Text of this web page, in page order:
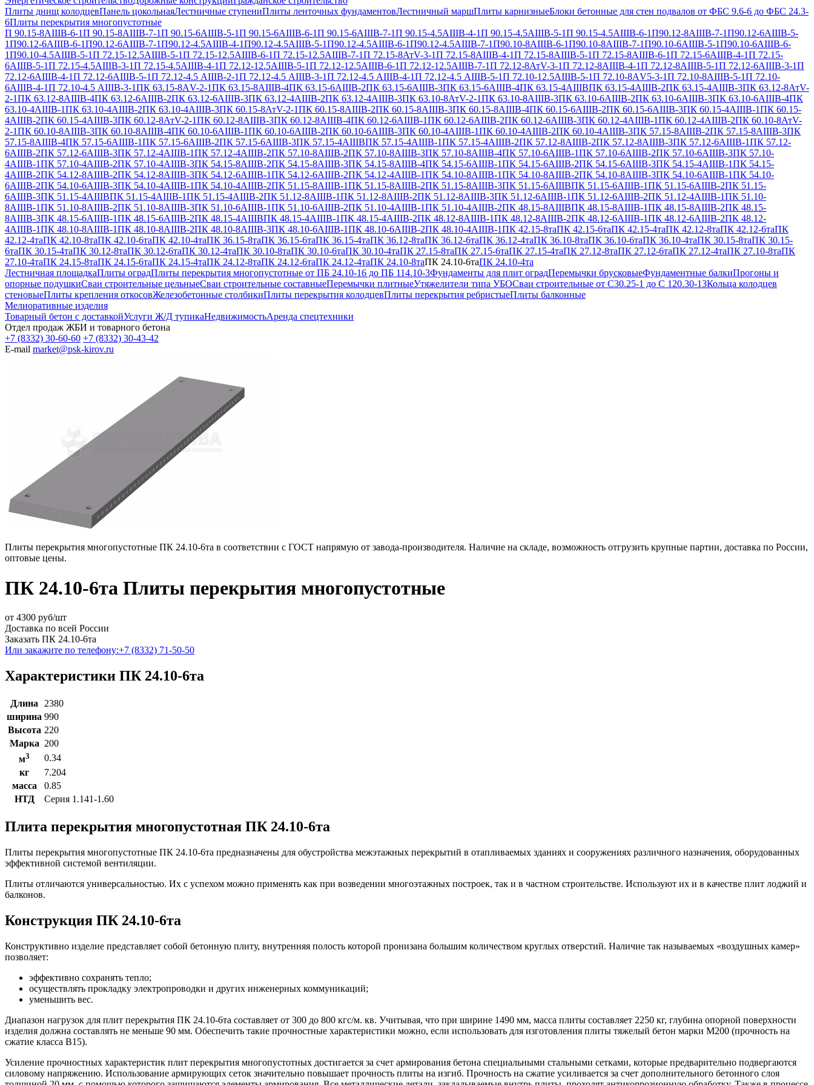
Плиты днищ колодцевПанель цокольнаяЛестничные ступениПлиты ленточных фундаментовЛестничный маршПлиты карнизныеБлоки бетонные для стен подвалов от ФБС 9.6-6 до ФБС 24.3-
6Плиты перекрытия многопустотные
П 90.15-8АIIIВ-6-1П 90.15-8АIIIВ-7-1П 90.15-6АIIIВ-5-1П 90.15-6АIIIВ-6-1П 90.15-6АIIIВ-7-1П 90.15-4.5АIIIВ-4-1П 90.15-4.5АIIIВ-5-1П 90.15-4.5АIIIВ-6-1П90.12-8АIIIВ-7-1П90.12-6АIIIВ-5-
1П90.12-6АIIIВ-6-1П90.12-6АIIIВ-7-1П90.12-4.5АIIIВ-4-1П90.12-4.5АIIIВ-5-1П90.12-4.5АIIIВ-6-1П90.12-4.5АIIIВ-7-1П90.10-8АIIIВ-6-1П90.10-8АIIIВ-7-1П90.10-6АIIIВ-5-1П90.10-6АIIIВ-6-
1П90.10-4.5АIIIВ-5-1П 72.15-12.5АIIIВ-5-1П 72.15-12.5АIIIВ-6-1П 72.15-12.5АIIIВ-7-1П 72.15-8АтV-3-1П 72.15-8АIIIВ-4-1П 72.15-8АIIIВ-5-1П 72.15-8АIIIВ-6-1П 72.15-6АIIIВ-4-1П 72.15-
6АIIIВ-5-1П 72.15-4.5АIIIВ-3-1П 72.15-4.5АIIIВ-4-1П 72.12-12.5АIIIВ-5-1П 72.12-12.5АIIIВ-6-1П 72.12-12.5АIIIВ-7-1П 72.12-8АтV-3-1П 72.12-8АIIIВ-4-1П 72.12-8АIIIВ-5-1П 72.12-6АIIIВ-3-1П
72.12-6АIIIВ-4-1П 72.12-6АIIIВ-5-1П 72.12-4.5 АIIIВ-2-1П 72.12-4.5 АIIIВ-3-1П 72.12-4.5 АIIIВ-4-1П 72.12-4.5 АIIIВ-5-1П 72.10-12.5АIIIВ-5-1П 72.10-8АV5-3-1П 72.10-8АIIIВ-5-1П 72.10-
6АIIIВ-4-1П 72.10-4.5 АIIIВ-3-1ПК 63.15-8АV-2-1ПК 63.15-8АIIIВ-4ПК 63.15-6АIIIВ-2ПК 63.15-6АIIIВ-3ПК 63.15-6АIIIВ-4ПК 63.15-4АIIIВПК 63.15-4АIIIВ-2ПК 63.15-4АIIIВ-3ПК 63.12-8АтV-
2-1ПК 63.12-8АIIIВ-4ПК 63.12-6АIIIВ-2ПК 63.12-6АIIIВ-3ПК 63.12-4АIIIВ-2ПК 63.12-4АIIIВ-3ПК 63.10-8АтV-2-1ПК 63.10-8АIIIВ-3ПК 63.10-6АIIIВ-2ПК 63.10-6АIIIВ-3ПК 63.10-6АIIIВ-4ПК
63.10-4АIIIВ-1ПК 63.10-4АIIIВ-2ПК 63.10-4АIIIВ-3ПК 60.15-8АтV-2-1ПК 60.15-8АIIIВ-2ПК 60.15-8АIIIВ-3ПК 60.15-8АIIIВ-4ПК 60.15-6АIIIВ-2ПК 60.15-6АIIIВ-3ПК 60.15-4АIIIВ-1ПК 60.15-
4АIIIВ-2ПК 60.15-4АIIIВ-3ПК 60.12-8АтV-2-1ПК 60.12-8АIIIВ-3ПК 60.12-8АIIIВ-4ПК 60.12-6АIIIВ-1ПК 60.12-6АIIIВ-2ПК 60.12-6АIIIВ-3ПК 60.12-4АIIIВ-1ПК 60.12-4АIIIВ-2ПК 60.10-8АтV-
2-1ПК 60.10-8АIIIВ-3ПК 60.10-8АIIIВ-4ПК 60.10-6АIIIВ-1ПК 60.10-6АIIIВ-2ПК 60.10-6АIIIВ-3ПК 60.10-4АIIIВ-1ПК 60.10-4АIIIВ-2ПК 60.10-4АIIIВ-3ПК 57.15-8АIIIВ-2ПК 57.15-8АIIIВ-3ПК
57.15-8АIIIВ-4ПК 57.15-6АIIIВ-1ПК 57.15-6АIIIВ-2ПК 57.15-6АIIIВ-3ПК 57.15-4АIIIВПК 57.15-4АIIIВ-1ПК 57.15-4АIIIВ-2ПК 57.12-8АIIIВ-2ПК 57.12-8АIIIВ-3ПК 57.12-6АIIIВ-1ПК 57.12-
6АIIIВ-2ПК 57.12-6АIIIВ-3ПК 57.12-4АIIIВ-1ПК 57.12-4АIIIВ-2ПК 57.10-8АIIIВ-2ПК 57.10-8АIIIВ-3ПК 57.10-8АIIIВ-4ПК 57.10-6АIIIВ-1ПК 57.10-6АIIIВ-2ПК 57.10-6АIIIВ-3ПК 57.10-
4АIIIВ-1ПК 57.10-4АIIIВ-2ПК 57.10-4АIIIВ-3ПК 54.15-8АIIIВ-2ПК 54.15-8АIIIВ-3ПК 54.15-8АIIIВ-4ПК 54.15-6АIIIВ-1ПК 54.15-6АIIIВ-2ПК 54.15-6АIIIВ-3ПК 54.15-4АIIIВ-1ПК 54.15-
4АIIIВ-2ПК 54.12-8АIIIВ-2ПК 54.12-8АIIIВ-3ПК 54.12-6АIIIВ-1ПК 54.12-6АIIIВ-2ПК 54.12-4АIIIВ-1ПК 54.10-8АIIIВ-1ПК 54.10-8АIIIВ-2ПК 54.10-8АIIIВ-3ПК 54.10-6АIIIВ-1ПК 54.10-
6АIIIВ-2ПК 54.10-6АIIIВ-3ПК 54.10-4АIIIВ-1ПК 54.10-4АIIIВ-2ПК 51.15-8АIIIВ-1ПК 51.15-8АIIIВ-2ПК 51.15-8АIIIВ-3ПК 51.15-6АIIIВПК 51.15-6АIIIВ-1ПК 51.15-6АIIIВ-2ПК 51.15-
6АIIIВ-3ПК 51.15-4АIIIВПК 51.15-4АIIIВ-1ПК 51.15-4АIIIВ-2ПК 51.12-8АIIIВ-1ПК 51.12-8АIIIВ-2ПК 51.12-8АIIIВ-3ПК 51.12-6АIIIВ-1ПК 51.12-6АIIIВ-2ПК 51.12-4АIIIВ-1ПК 51.10-
8АIIIВ-1ПК 51.10-8АIIIВ-2ПК 51.10-8АIIIВ-3ПК 51.10-6АIIIВ-1ПК 51.10-6АIIIВ-2ПК 51.10-4АIIIВ-1ПК 51.10-4АIIIВ-2ПК 48.15-8АIIIВПК 48.15-8АIIIВ-1ПК 48.15-8АIIIВ-2ПК 48.15-
8АIIIВ-3ПК 48.15-6АIIIВ-1ПК 48.15-6АIIIВ-2ПК 48.15-4АIIIВПК 48.15-4АIIIВ-1ПК 48.15-4АIIIВ-2ПК 48.12-8АIIIВ-1ПК 48.12-8АIIIВ-2ПК 48.12-6АIIIВ-1ПК 48.12-6АIIIВ-2ПК 48.12-
4АIIIВ-1ПК 48.10-8АIIIВ-1ПК 48.10-8АIIIВ-2ПК 48.10-8АIIIВ-3ПК 48.10-6АIIIВ-1ПК 48.10-6АIIIВ-2ПК 48.10-4АIIIВ-1ПК 42.15-8таПК 42.15-6таПК 42.15-4таПК 42.12-8таПК 42.12-6таПК
42.12-4таПК 42.10-8таПК 42.10-6таПК 42.10-4таПК 36.15-8таПК 36.15-6таПК 36.15-4таПК 36.12-8таПК 36.12-6таПК 36.12-4таПК 36.10-8таПК 36.10-6таПК 36.10-4таПК 30.15-8таПК 30.15-
6таПК 30.15-4таПК 30.12-8таПК 30.12-6таПК 30.12-4таПК 30.10-8таПК 30.10-6таПК 30.10-4таПК 27.15-8таПК 27.15-6таПК 27.15-4таПК 27.12-8таПК 27.12-6таПК 27.12-4таПК 27.10-8таПК
27.10-4таПК 24.15-8таПК 24.15-6таПК 24.15-4таПК 24.12-8таПК 24.12-6таПК 24.12-4таПК 24.10-8таПК 24.10-6таПК 24.10-4та
Лестничная площадкаПлиты оградПлиты перекрытия многопустотные от ПБ 24.10-16 до ПБ 114.10-3Фундаменты для плит оградПеремычки брусковыеФундаментные балкиПрогоны и
опорные подушкиСваи строительные цельныеСваи строительные составныеПеремычки плитныеУтяжелители типа УБОСваи строительные от С30.25-1 до С 120.30-13Кольца колодцев
стеновыеПлиты крепления откосовЖелезобетонные столбикиПлиты перекрытия колодцевПлиты перекрытия ребристыеПлиты балконные
Мелиоративные изделия
Товарный бетон с доставкойУслуги Ж/Д тупикаНедвижимостьАренда спецтехники
Отдел продаж ЖБИ и товарного бетона
+7 (8332) 30-60-60 +7 (8332) 30-43-42
E-mail market@psk-kirov.ru
Плиты перекрытия многопустотные ПК 24.10-6та в соответствии с ГОСТ напрямую от завода-производителя. Наличие на складе, возможность отгрузить крупные партии, доставка по России,
оптовые цены.
ПК 24.10-6та Плиты перекрытия многопустотные
от 4300 руб/шт
Доставка по всей России
Заказать ПК 24.10-6та
Или закажите по телефону:+7 (8332) 71-50-50
Характеристики ПК 24.10-6та
Длина
2380
ширина 990
Высота 220
Марка 200
м3
0.34
кг
7.204
масса
0.85
НТД
Серия 1.141-1.60
Плита перекрытия многопустотная ПК 24.10-6та
Плиты перекрытия многопустотные ПК 24.10-6та предназначены для обустройства межэтажных перекрытий в отапливаемых зданиях и сооружениях различного назначения, оборудованных
эффективной системой вентиляции.
Плиты отличаются универсальностью. Их с успехом можно применять как при возведении многоэтажных построек, так и в частном строительстве. Используют их и в качестве плит лоджий и
балконов.
Конструкция ПК 24.10-6та
Конструктивно изделие представляет собой бетонную плиту, внутренняя полость которой пронизана большим количеством круглых отверстий. Наличие так называемых «воздушных камер»
позволяет:
эффективно сохранять тепло;
осуществлять прокладку электропроводки и других инженерных коммуникаций;
уменьшить вес.
Диапазон нагрузок для плит перекрытия ПК 24.10-6та составляет от 300 до 800 кгс/м. кв. Учитывая, что при ширине 1490 мм, масса плиты составляет 2250 кг, глубина опорной поверхности
изделия должна составлять не меньше 90 мм. Обеспечить такие прочностные характеристики можно, если использовать для изготовления плиты тяжелый бетон марки М200 (прочность на
сжатие класса В15).
Усиление прочностных характеристик плит перекрытия многопустотных достигается за счет армирования бетона специальными стальными сетками, которые предварительно подвергаются
силовому напряжению. Использование армирующих сеток значительно повышает прочность плиты на изгиб. Прочность на сжатие усиливается за счет дополнительного бетонного слоя